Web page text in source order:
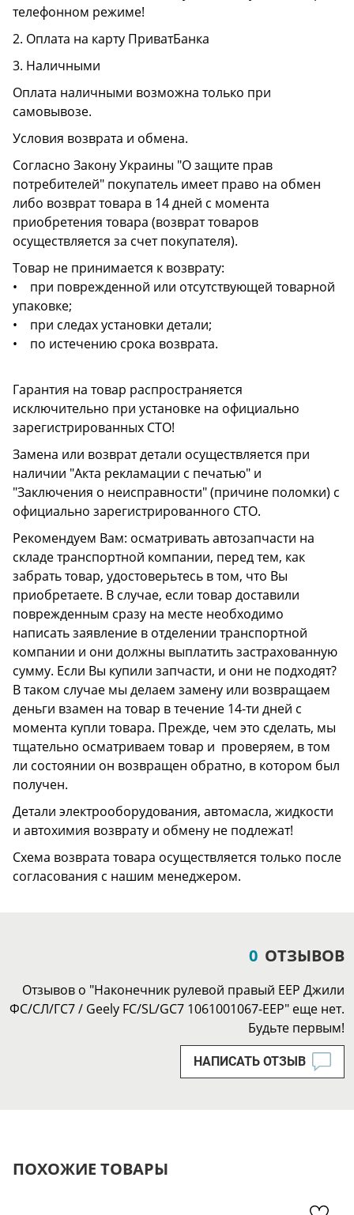
телефонном режиме!
2. Оплата на карту ПриватБанка
3. Наличными
Оплата наличными возможна только при
самовывозе.
Условия возврата и обмена.
Согласно Закону Украины "О защите прав
потребителей" покупатель имеет право на обмен
либо возврат товара в 14 дней с момента
приобретения товара (возврат товаров
осуществляется за счет покупателя).
Товар не принимается к возврату:
• при поврежденной или отсутствующей товарной
упаковке;
• при следах установки детали;
• по истечению срока возврата.
Гарантия на товар распространяется
исключительно при установке на официально
зарегистрированных СТО!
Замена или возврат детали осуществляется при
наличии "Акта рекламации с печатью" и
"Заключения о неисправности" (причине поломки) с
официально зарегистрированного СТО.
Рекомендуем Вам: осматривать автозапчасти на
складе транспортной компании, перед тем, как
забрать товар, удостоверьтесь в том, что Вы
приобретаете. В случае, если товар доставили
поврежденным сразу на месте необходимо
написать заявление в отделении транспортной
компании и они должны выплатить застрахованную
сумму. Если Вы купили запчасти, и они не подходят?
В таком случае мы делаем замену или возвращаем
деньги взамен на товар в течение 14-ти дней с
момента купли товара. Прежде, чем это сделать, мы
тщательно осматриваем товар и проверяем, в том
ли состоянии он возвращен обратно, в котором был
получен.
Детали электрооборудования, автомасла, жидкости
и автохимия возврату и обмену не подлежат!
Схема возврата товара осуществляется только после
согласования с нашим менеджером.
0 ОТЗЫВОВ
Отзывов о "Наконечник рулевой правый EEP Джили
ФС/СЛ/ГС7 / Geely FC/SL/GC7 1061001067-EEP" еще нет.
Будьте первым!
НАПИСАТЬ ОТЗЫВ
ПОХОЖИЕ ТОВАРЫ